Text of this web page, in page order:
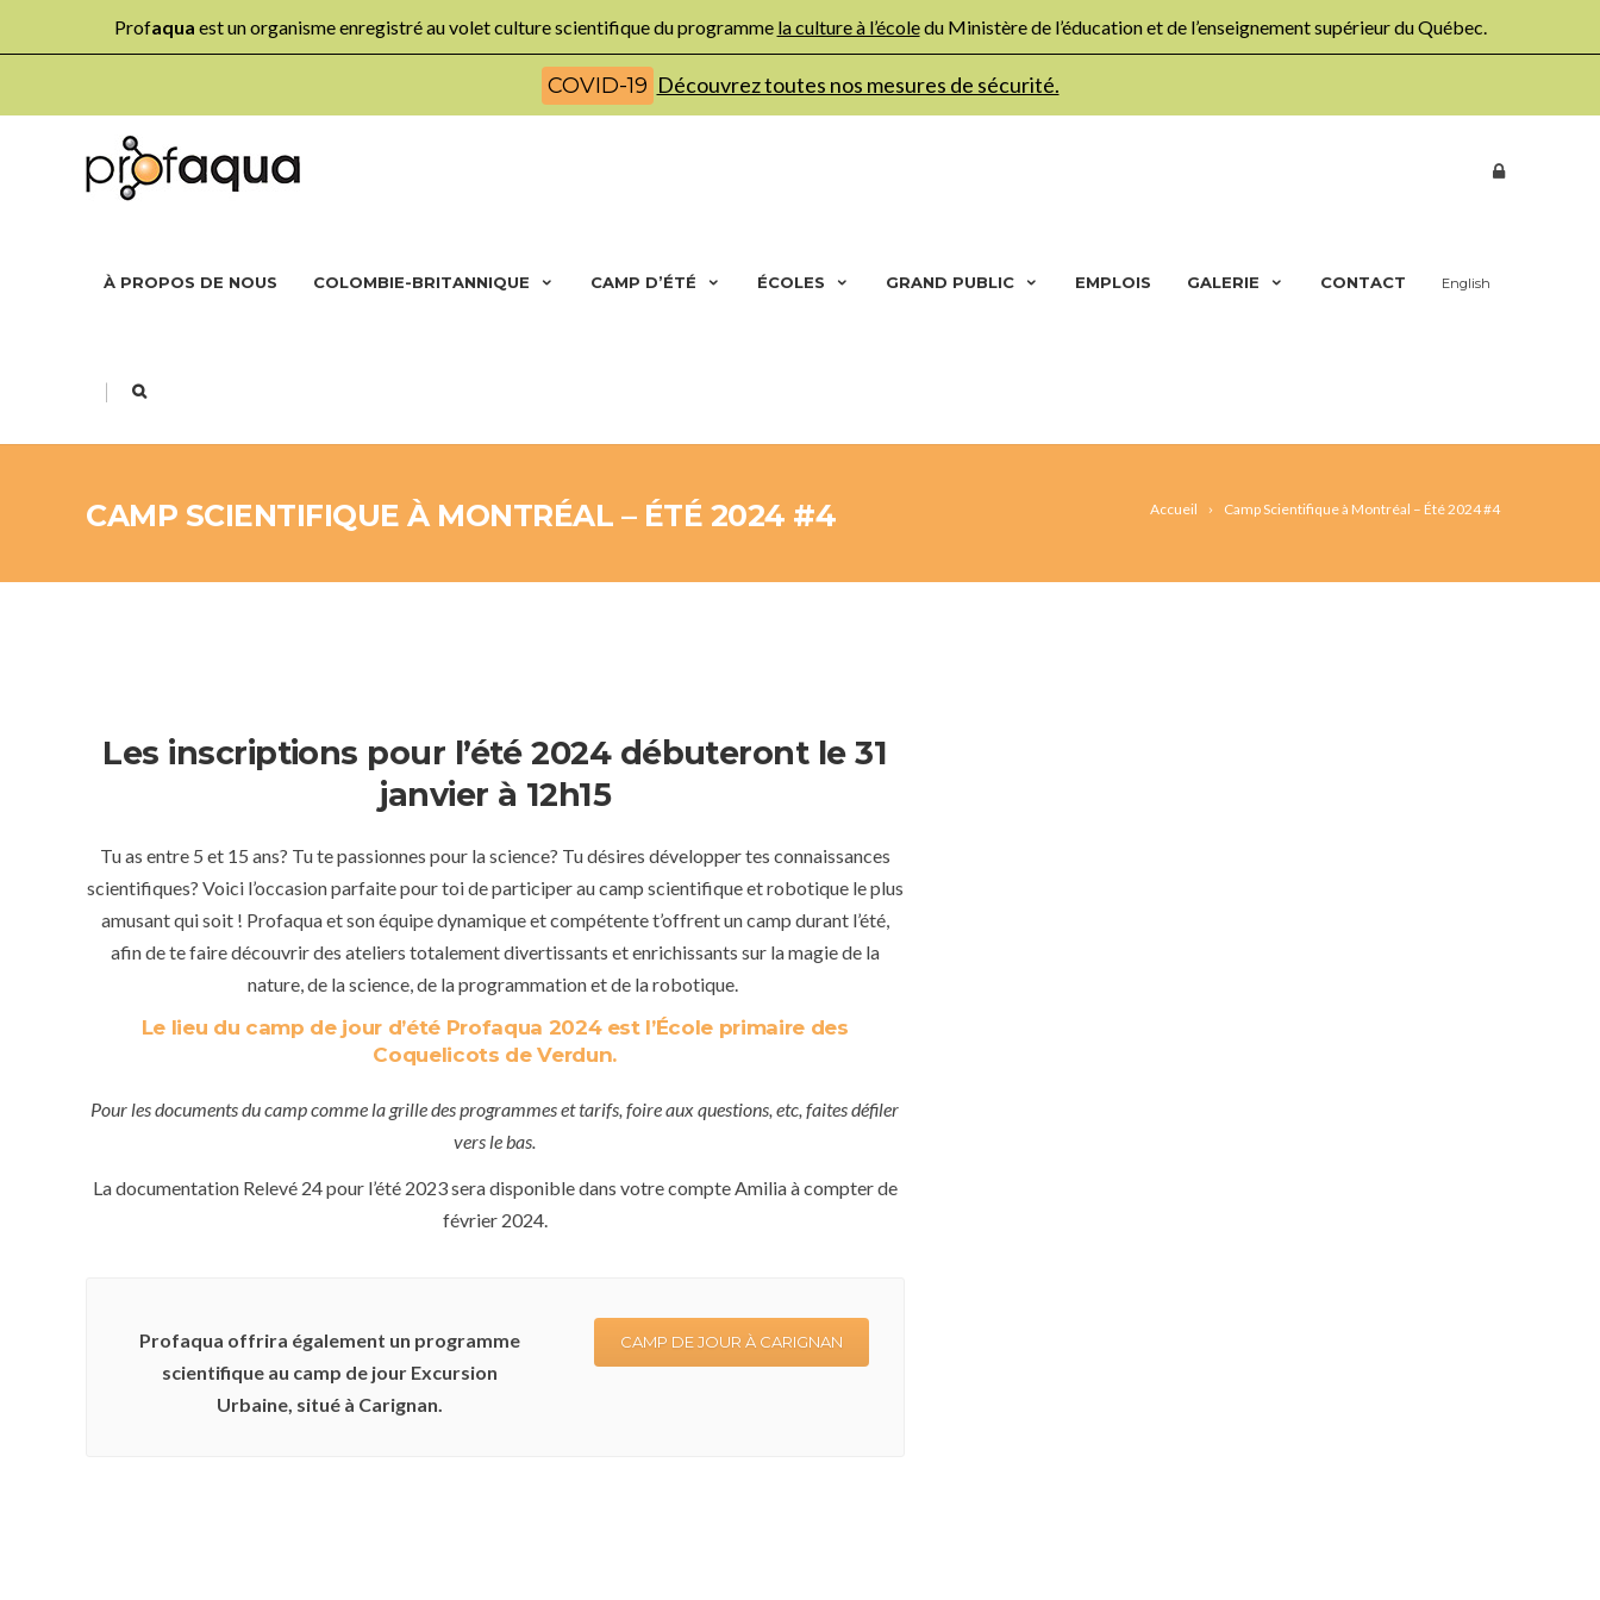
Profaqua est un organisme enregistré au volet culture scientifique du programme la culture à l’écoledu Ministère de l’éducation et de l’enseignement supérieur du Québec.
COVID-19 Découvrez toutes nos mesures de sécurité.
À PROPOS DE NOUS COLOMBIE-BRITANNIQUE CAMP D’ÉTÉ ÉCOLES GRAND PUBLIC EMPLOIS GALERIE CONTACT English
|
Accueil Camp Scientifique à Montréal – Été 2024 #4
CAMP SCIENTIFIQUE À MONTRÉAL – ÉTÉ 2024 #4
Les inscriptions pour l’été 2024 débuteront le 31
janvier à 12h15
Tu as entre 5 et 15 ans? Tu te passionnes pour la science? Tu désires développer tes connaissances
scientifiques? Voici l’occasion parfaite pour toi de participer au camp scientifique et robotique le plus
amusant qui soit ! Profaqua et son équipe dynamique et compétente t’offrent un camp durant l’été,
afin de te faire découvrir des ateliers totalement divertissants et enrichissants sur la magie de la
nature, de la science, de la programmation et de la robotique.
Le lieu du camp de jour d’été Profaqua 2024 est l’École primaire des
Coquelicots de Verdun.
Pour les documents du camp comme la grille des programmes et tarifs, foire aux questions, etc, faites défiler
vers le bas.
La documentation Relevé 24 pour l’été 2023 sera disponible dans votre compte Amilia à compter de
février 2024.
Profaqua offrira également un programme
scientifique au camp de jour Excursion
Urbaine, situé à Carignan.
CAMP DE JOUR À CARIGNAN